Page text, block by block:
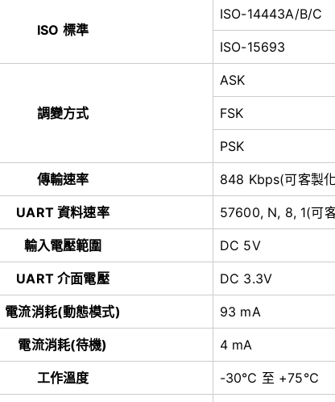
ISO 標準
ISO-14443A/B/C
ISO-15693
調變方式
ASK
FSK
PSK
傳輸速率 848 Kbps(可客製
UART 資料速率 57600, N, 8, 1(可
輸入電壓範圍 DC 5V
UART 介面電壓 DC 3.3V
電流消耗(動態模式) 93 mA
電流消耗(待機) 4 mA
工作溫度 -30℃ 至 +75℃